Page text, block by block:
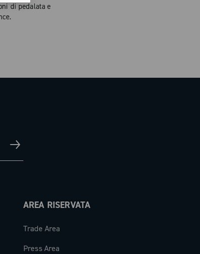
di pedalata e
AREA RISERVATA
Trade Area
Press Area